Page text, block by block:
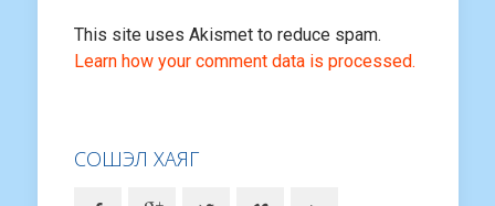
This site uses Akismet to reduce spam.
Learn how your comment data is processed.
СОШЭЛ ХАЯГ